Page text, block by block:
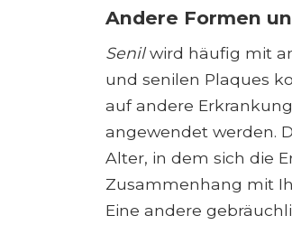
Andere Formen
Senilwird häufig mit
und senilen Plaques
auf andere
angewendet werden.
Alter, in dem sich die
Zusammenhang mit
Eine andere